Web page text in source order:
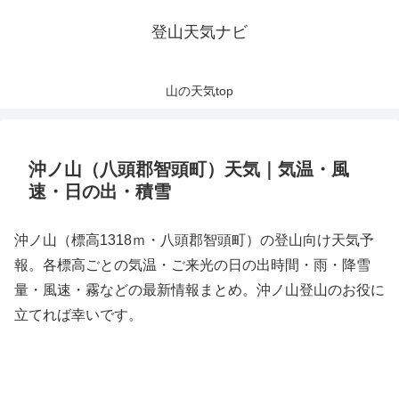
登山天気ナビ
山の天気top
沖ノ山（八頭郡智頭町）天気｜気温・風
速・日の出・積雪
沖ノ山（標高1318ｍ・八頭郡智頭町）の登山向け天気予
報。各標高ごとの気温・ご来光の日の出時間・雨・降雪
量・風速・霧などの最新情報まとめ。沖ノ山登山のお役に
立てれば幸いです。